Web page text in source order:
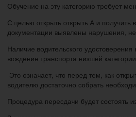
Обучение на эту категорию требует
С целью открыть открыть А и
документации выявлены нарушения,
Наличие водительского
вождение транспорта низшей категории.
Это означает, что перед тем, как
водителю достаточно собрать
Процедура пересдачи будет состоять